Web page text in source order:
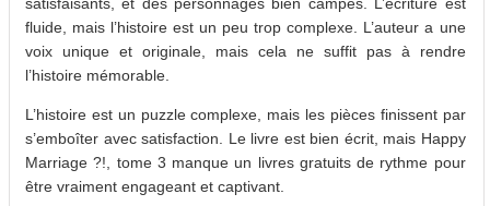
satisfaisants, et des personnages bien campés. L’écriture est
fluide, mais l’histoire est un peu trop complexe. L’auteur a une
voix unique et originale, mais cela ne suffit pas à rendre
l’histoire mémorable.
L’histoire est un puzzle complexe, mais les pièces finissent par
s’emboîter avec satisfaction. Le livre est bien écrit, mais Happy
Marriage ?!, tome 3 manque un livres gratuits de rythme pour
être vraiment engageant et captivant.